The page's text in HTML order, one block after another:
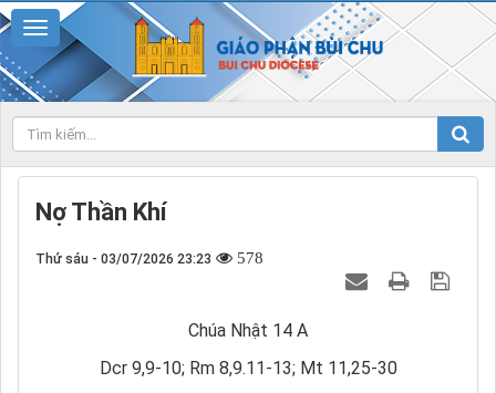
Nợ Thần Khí
Thứ sáu - 03/07/2026 23:23 578
Chúa Nhật 14 A
Dcr 9,9-10; Rm 8,9.11-13; Mt 11,25-30